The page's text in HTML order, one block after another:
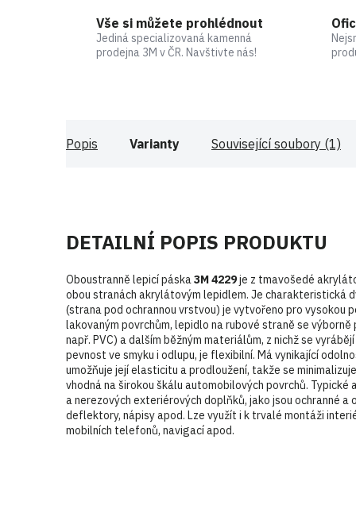
Vše si můžete prohlédnout
Jediná specializovaná kamenná
prodejna 3M v ČR. Navštivte nás!
Varianty
Popis Související soubory (1)
DETAILNÍ POPIS PRODUKTU
Oboustranně lepicí páska3M 4229je z tmavošedé
obou stranách akrylátovým lepidlem. Je charakteristická
(strana pod ochrannou vrstvou) je vytvořeno pro vysokou
lakovaným povrchům, lepidlo na rubové straně se
např. PVC) a dalším běžným materiálům, z nichž se
pevnost ve smyku i odlupu, je flexibilní. Má vynikající
umožňuje její elasticitu a prodloužení, takže se
vhodná na širokou škálu automobilových povrchů. Typické
a nerezových exteriérových doplňků, jako jsou ochranné a
deflektory, nápisy apod. Lze využít i k trvalé montáži
mobilních telefonů, navigací apod.